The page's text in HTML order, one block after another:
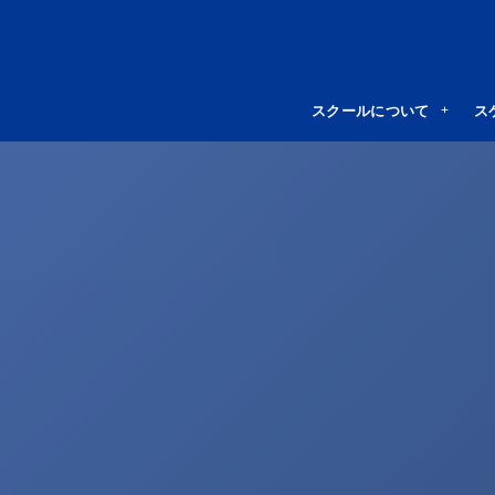
スクールについて ス